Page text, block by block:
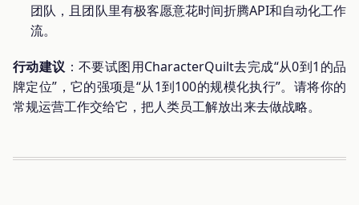
团队，且团队里有极客愿意花时间折腾API和自动化工作
流。
行动建议 ：不要试图用CharacterQuilt去完成“从0到1的品
牌定位”，它的强项是“从1到100的规模化执行”。请将你的
常规运营工作交给它，把人类员工解放出来去做战略。